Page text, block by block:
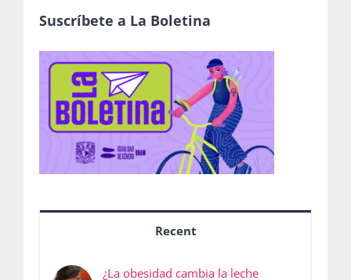
Suscríbete a La Boletina
Recent
¿La obesidad cambia la leche